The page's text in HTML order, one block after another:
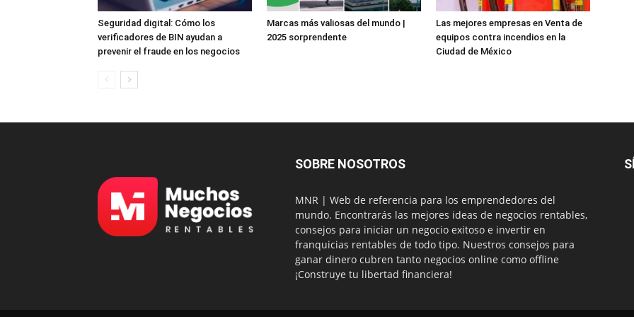
Seguridad digital: Cómo los
verificadores de BIN ayudan a
prevenir el fraude en los negocios
Marcas más valiosas del mundo |
2025 sorprendente
Las mejores empresas en Venta de
equipos contra incendios en la
Ciudad de México
SOBRE NOSOTROS
MNR | Web de referencia para los emprendedores del
mundo. Encontrarás las mejores ideas de negocios rentables,
consejos para iniciar un negocio exitoso e invertir en
franquicias rentables de todo tipo. Nuestros consejos para
ganar dinero cubren tanto negocios online como offline
¡Construye tu libertad financiera!